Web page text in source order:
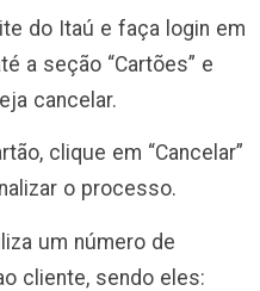
do Itaú e faça login em
a seção “Cartões” e
cancelar.
clique em “Cancelar”
o processo.
um número de
cliente, sendo eles: